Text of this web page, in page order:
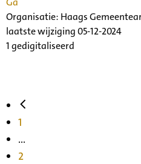
Organisatie: Haags
laatste wijziging 05-12-2024
1 gedigitaliseerd
1
...
2